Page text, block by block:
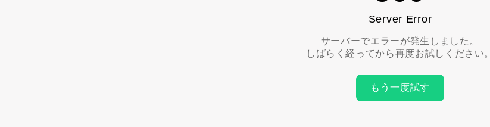
Server Error
サーバーでエラーが発生しました。
しばらく経ってから再度お試しください。
もう一度試す